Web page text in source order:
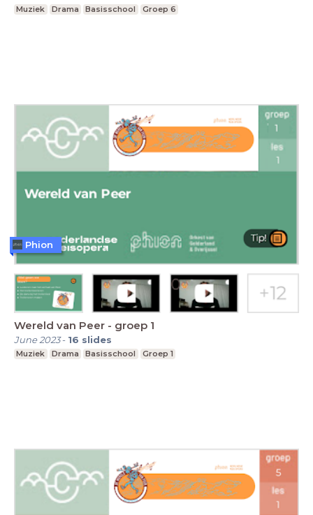
Muziek Drama Basisschool Groep 6
Wereld van Peer - groep 1
June 2023- 16 slides
Muziek Drama Basisschool Groep 1
Phion